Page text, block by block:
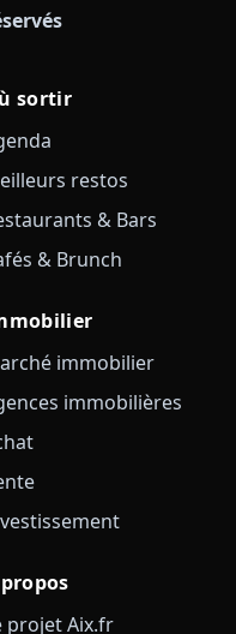
sortir
restos
& Bars
& Brunch
immobilier
immobilières
projet Aix.fr